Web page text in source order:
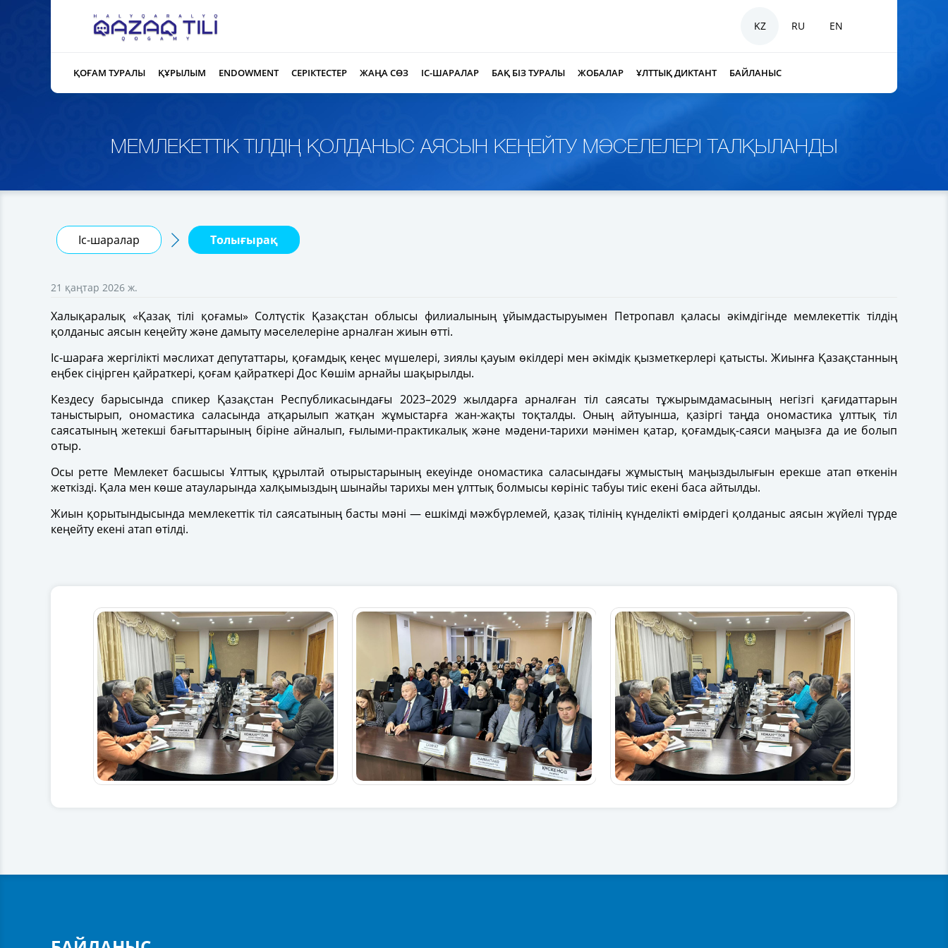
KZ RU EN
ҚОҒАМ ТУРАЛЫ ҚҰРЫЛЫМ ENDOWMENT СЕРІКТЕСТЕР ЖАҢА СӨЗ ІС-ШАРАЛАР БАҚ БІЗ ТУРАЛЫ ЖОБАЛАР ҰЛТТЫҚ ДИКТАНТ БАЙЛАНЫС
МЕМЛЕКЕТТІК ТІЛДІҢ ҚОЛДАНЫС АЯСЫН КЕҢЕЙТУ МӘСЕЛЕЛЕРІ ТАЛҚЫЛАНДЫ
Іс-шаралар Толығырақ
21 қаңтар 2026 ж.
Халықаралық «Қазақ тілі қоғамы» Солтүстік Қазақстан облысы филиалының ұйымдастыруымен Петропавл қаласы әкімдігінде мемлекеттік тілдің
қолданыс аясын кеңейту және дамыту мәселелеріне арналған жиын өтті.
Іс-шараға жергілікті мәслихат депутаттары, қоғамдық кеңес мүшелері, зиялы қауым өкілдері мен әкімдік қызметкерлері қатысты. Жиынға Қазақстанның
еңбек сіңірген қайраткері, қоғам қайраткері Дос Көшім арнайы шақырылды.
Кездесу барысында спикер Қазақстан Республикасындағы 2023–2029 жылдарға арналған тіл саясаты тұжырымдамасының негізгі қағидаттарын
таныстырып, ономастика саласында атқарылып жатқан жұмыстарға жан-жақты тоқталды. Оның айтуынша, қазіргі таңда ономастика ұлттық тіл
саясатының жетекші бағыттарының біріне айналып, ғылыми-практикалық және мәдени-тарихи мәнімен қатар, қоғамдық-саяси маңызға да ие болып
отыр.
Осы ретте Мемлекет басшысы Ұлттық құрылтай отырыстарының екеуінде ономастика саласындағы жұмыстың маңыздылығын ерекше атап өткенін
жеткізді. Қала мен көше атауларында халқымыздың шынайы тарихы мен ұлттық болмысы көрініс табуы тиіс екені баса айтылды.
Жиын қорытындысында мемлекеттік тіл саясатының басты мәні — ешкімді мәжбүрлемей, қазақ тілінің күнделікті өмірдегі қолданыс аясын жүйелі түрде
кеңейту екені атап өтілді.